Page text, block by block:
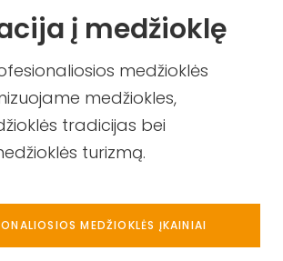
į medžioklę
medžioklės
medžiokles,
tradicijas bei
turizmą.
MEDŽIOKLĖS ĮKAINIAI